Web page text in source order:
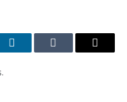
LinkedInTumblr
E-